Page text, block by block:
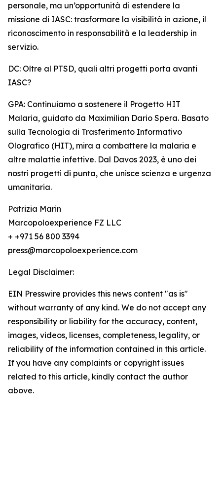
personale, ma un’opportunità di estendere la
missione di IASC: trasformare la visibilità in azione, il
riconoscimento in responsabilità e la leadership in
servizio.
DC: Oltre al PTSD, quali altri progetti porta avanti
IASC?
GPA: Continuiamo a sostenere il Progetto HIT
Malaria, guidato da Maximilian Dario Spera. Basato
sulla Tecnologia di Trasferimento Informativo
Olografico (HIT), mira a combattere la malaria e
altre malattie infettive. Dal Davos 2023, è uno dei
nostri progetti di punta, che unisce scienza e urgenza
umanitaria.
Patrizia Marin
Marcopoloexperience FZ LLC
+ +971 56 800 3394
press@marcopoloexperience.com
Legal Disclaimer:
EIN Presswire provides this news content "as is"
without warranty of any kind. We do not accept any
responsibility or liability for the accuracy, content,
images, videos, licenses, completeness, legality, or
reliability of the information contained in this article.
If you have any complaints or copyright issues
related to this article, kindly contact the author
above.